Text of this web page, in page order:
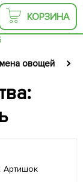
КОРЗИНА
овощей
Артишок